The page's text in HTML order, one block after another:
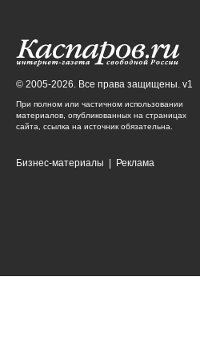
© 2005-2026. Все права защищены. v1
При полном или частичном использовании
материалов, опубликованных на страницах
сайта, ссылка на источник обязательна.
Бизнес-материалы Реклама